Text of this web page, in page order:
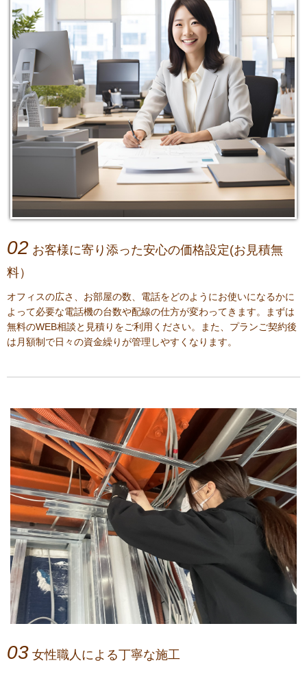
02 お客様に寄り添った安心の価格設定(お見積無
料）
オフィスの広さ、お部屋の数、電話をどのようにお使いになるかに
よって必要な電話機の台数や配線の仕方が変わってきます。まずは
無料のWEB相談と見積りをご利用ください。また、プランご契約後
は月額制で日々の資金繰りが管理しやすくなります。
03 女性職人による丁寧な施工